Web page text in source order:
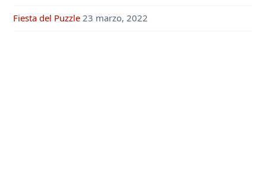
Fiesta del Puzzle 23 marzo, 2022